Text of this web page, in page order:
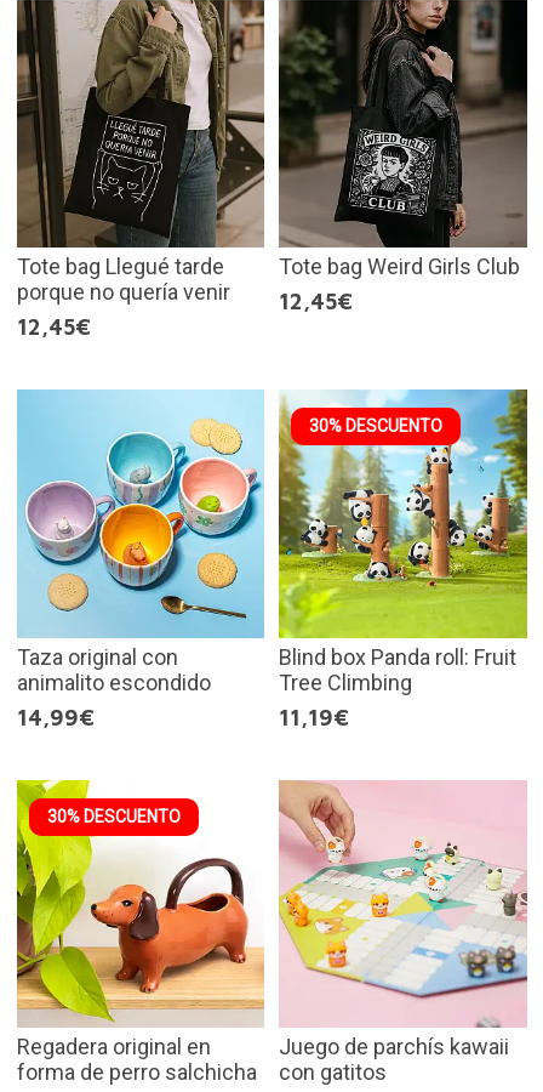
Tote bag Llegué tarde
porque no quería venir
12,45€
Tote bag Weird Girls Club
12,45€
Taza original con
animalito escondido
14,99€
30% DESCUENTO
Blind box Panda roll: Fruit
Tree Climbing
11,19€
30% DESCUENTO
Regadera original en
forma de perro salchicha
Juego de parchís kawaii
con gatitos